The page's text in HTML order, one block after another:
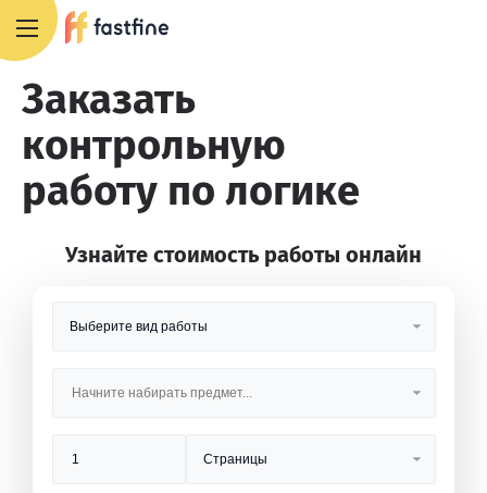
Заказать
контрольную
работу по логике
Узнайте стоимость работы онлайн